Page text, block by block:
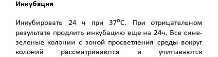
Инкубация
Инкубировать 24 ч при 37оС. При отрицательном
результате продлить инкубацию еще на 24ч. Все сине-
зеленые колонии с зоной просветления среды вокруг
колоний рассматриваются и учитываются